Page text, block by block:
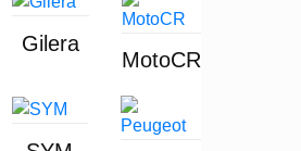
Gilera
MotoCR